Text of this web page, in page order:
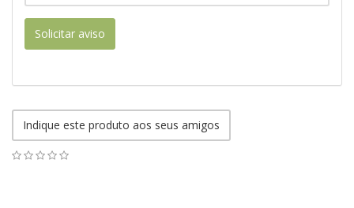
Solicitar aviso
Indique este produto aos seus amigos